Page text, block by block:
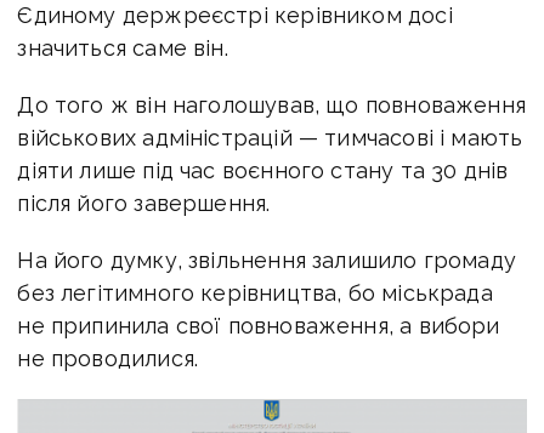
Єдиному держреєстрі керівником досі
значиться саме він.
До того ж він наголошував, що повноваження
військових адміністрацій — тимчасові і мають
діяти лише під час воєнного стану та 30 днів
після його завершення.
На його думку, звільнення залишило громаду
без легітимного керівництва, бо міськрада
не припинила свої повноваження, а вибори
не проводилися.